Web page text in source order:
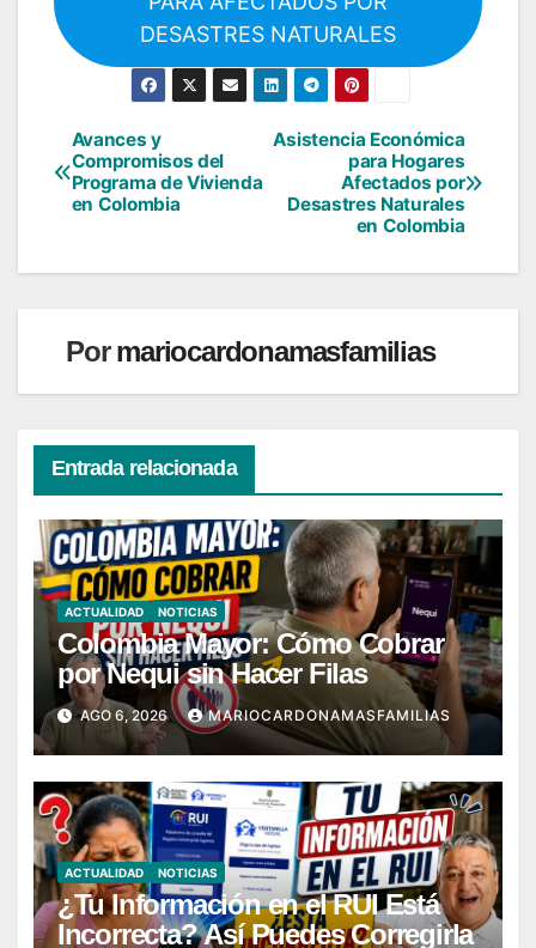
DESASTRES NATURALES
Navegación
de
Asistencia Económica
para Hogares
Afectados por
Desastres Naturales
en Colombia
Avances y
Compromisos del
Programa de Vivienda
en Colombia
Pormariocardonamasfamilias
Entrada relacionada
ACTUALIDAD NOTICIAS
Colombia Mayor: Cómo Cobrar
por Nequi sin Hacer Filas
AGO 6, 2026 MARIOCARDONAMASFAMILIAS
ACTUALIDAD NOTICIAS
¿Tu Información en el RUI Está
Incorrecta? Así Puedes Corregirla